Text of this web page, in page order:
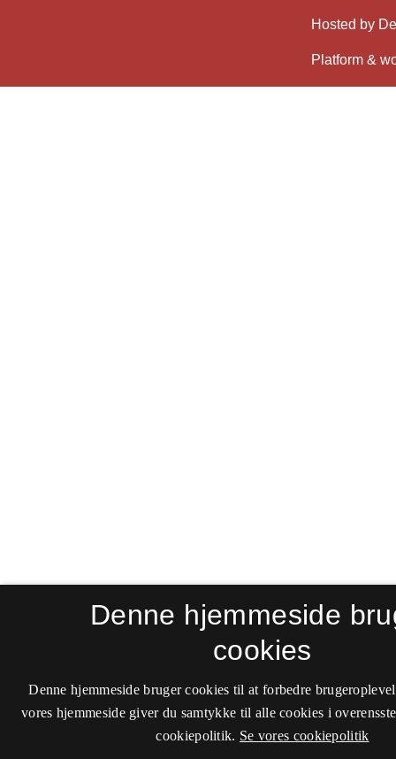
Denne hjemmeside
cookies
Denne hjemmeside bruger cookies til at forbedre
vores hjemmeside giver du samtykke til alle cookies i
cookiepolitik. Se vores cookiepolitik